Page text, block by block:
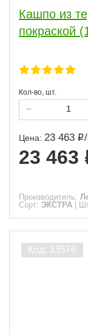
Кашпо из
покраской
Кол-во, шт.
Цена: 23 463 /
23 463
Производитель:
Сорт: ЭКСТРА